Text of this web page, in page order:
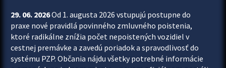
29. 06. 2026Od 1. augusta 2026 vstupujú postupne do
praxe nové pravidlá povinného zmluvného poistenia,
ktoré radikálne znížia počet nepoistených vozidiel v
cestnej premávke a zavedú poriadok a spravodlivosť do
systému PZP. Občania nájdu všetky potrebné informácie